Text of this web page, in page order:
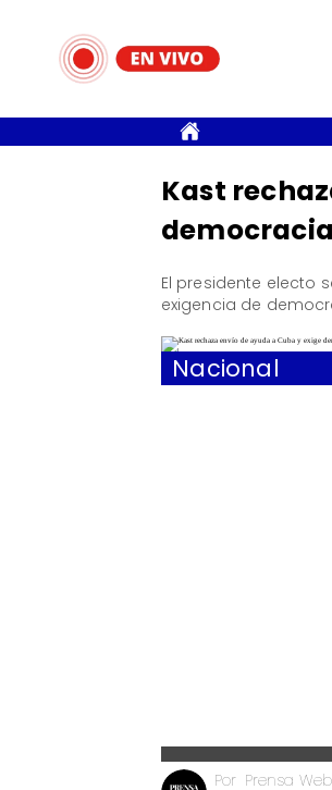
Nacional
Prensa Web
Por
Kast
El presidente electo
exigencia de